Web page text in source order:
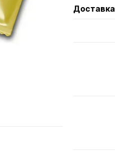
Доставка